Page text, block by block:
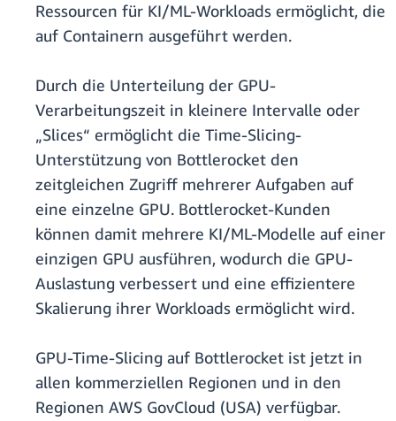
Ressourcen für KI/ML-Workloads ermöglicht, die
auf Containern ausgeführt werden.
Durch die Unterteilung der GPU-
Verarbeitungszeit in kleinere Intervalle oder
„Slices“ ermöglicht die Time-Slicing-
Unterstützung von Bottlerocket den
zeitgleichen Zugriff mehrerer Aufgaben auf
eine einzelne GPU. Bottlerocket-Kunden
können damit mehrere KI/ML-Modelle auf einer
einzigen GPU ausführen, wodurch die GPU-
Auslastung verbessert und eine effizientere
Skalierung ihrer Workloads ermöglicht wird.
GPU-Time-Slicing auf Bottlerocket ist jetzt in
allen kommerziellen Regionen und in den
Regionen AWS GovCloud (USA) verfügbar.